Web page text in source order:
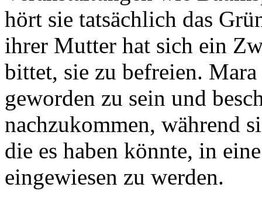
hört sie tatsächlich das
ihrer Mutter hat sich ein
bittet, sie zu befreien.
geworden zu sein und
nachzukommen, während
die es haben könnte, in
eingewiesen zu werden.